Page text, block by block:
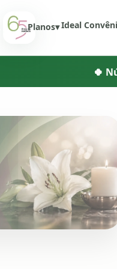
InícioPlanos▾Ideal
🍀